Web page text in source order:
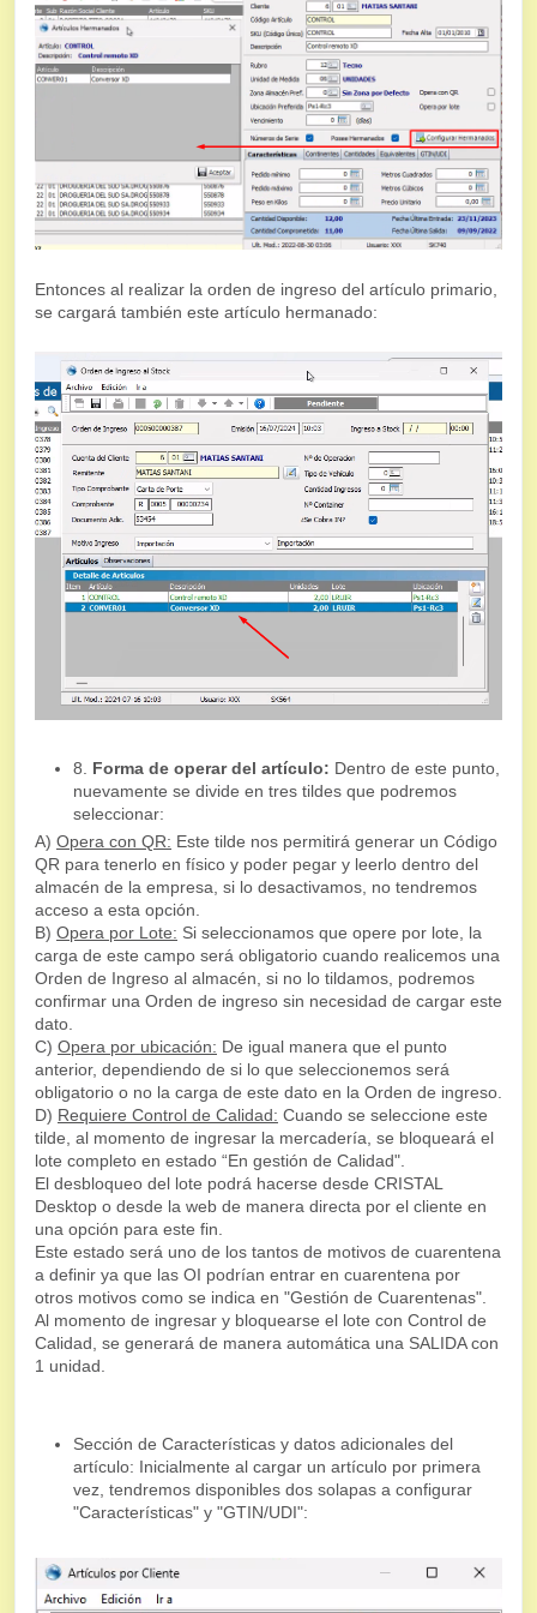
Entonces al realizar la orden de ingreso del artículo primario,
se cargará también este artículo hermanado:
8. Forma de operar del artículo: Dentro de este punto,
nuevamente se divide en tres tildes que podremos
seleccionar:
A) Opera con QR: Este tilde nos permitirá generar un Código
QR para tenerlo en físico y poder pegar y leerlo dentro del
almacén de la empresa, si lo desactivamos, no tendremos
acceso a esta opción.
B) Opera por Lote: Si seleccionamos que opere por lote, la
carga de este campo será obligatorio cuando realicemos una
Orden de Ingreso al almacén, si no lo tildamos, podremos
confirmar una Orden de ingreso sin necesidad de cargar este
dato.
C) Opera por ubicación: De igual manera que el punto
anterior, dependiendo de si lo que seleccionemos será
obligatorio o no la carga de este dato en la Orden de ingreso.
D) Requiere Control de Calidad: Cuando se seleccione este
tilde, al momento de ingresar la mercadería, se bloqueará el
lote completo en estado “En gestión de Calidad".
El desbloqueo del lote podrá hacerse desde CRISTAL
Desktop o desde la web de manera directa por el cliente en
una opción para este fin.
Este estado será uno de los tantos de motivos de cuarentena
a definir ya que las OI podrían entrar en cuarentena por
otros motivos como se indica en "Gestión de Cuarentenas".
Al momento de ingresar y bloquearse el lote con Control de
Calidad, se generará de manera automática una SALIDA con
1 unidad.
Sección de Características y datos adicionales del
artículo: Inicialmente al cargar un artículo por primera
vez, tendremos disponibles dos solapas a configurar
"Características" y "GTIN/UDI":